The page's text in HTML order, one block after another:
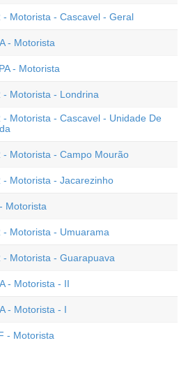
- Motorista - Cascavel - Geral
- Motorista
- Motorista
- Motorista - Londrina
- Motorista - Cascavel - Unidade De
- Motorista - Campo Mourão
- Motorista - Jacarezinho
Motorista
- Motorista - Umuarama
- Motorista - Guarapuava
- Motorista - II
- Motorista - I
- Motorista